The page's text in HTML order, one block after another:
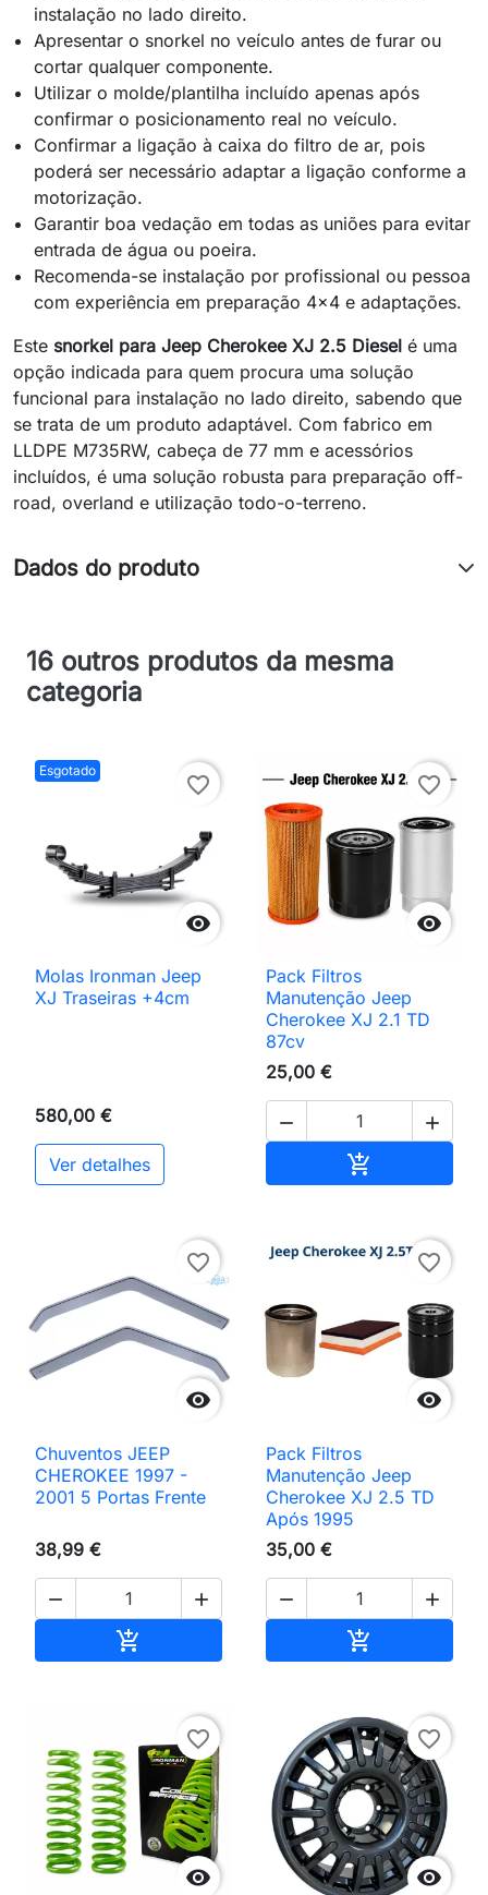
instalação no lado direito.
Apresentar o snorkel no veículo antes de furar ou
cortar qualquer componente.
Utilizar o molde/plantilha incluído apenas após
confirmar o posicionamento real no veículo.
Confirmar a ligação à caixa do filtro de ar, pois
poderá ser necessário adaptar a ligação conforme a
motorização.
Garantir boa vedação em todas as uniões para evitar
entrada de água ou poeira.
Recomenda-se instalação por profissional ou pessoa
com experiência em preparação 4x4 e adaptações.
Este snorkel para Jeep Cherokee XJ 2.5 Diesel é uma
opção indicada para quem procura uma solução
funcional para instalação no lado direito, sabendo que
se trata de um produto adaptável. Com fabrico em
LLDPE M735RW, cabeça de 77 mm e acessórios
incluídos, é uma solução robusta para preparação off-
road, overland e utilização todo-o-terreno.
Dados do produto
16 outros produtos da mesma
categoria
Esgotado

favorite_border
Molas Ironman Jeep
XJ Traseiras +4cm
580,00 €
Ver detalhes

favorite_border
Pack Filtros
Manutenção Jeep
Cherokee XJ 2.1 TD
87cv
25,00 €
 


favorite_border
Chuventos JEEP
CHEROKEE 1997 -
2001 5 Portas Frente
38,99 €
 


favorite_border
Pack Filtros
Manutenção Jeep
Cherokee XJ 2.5 TD
Após 1995
35,00 €
 


favorite_border

favorite_border